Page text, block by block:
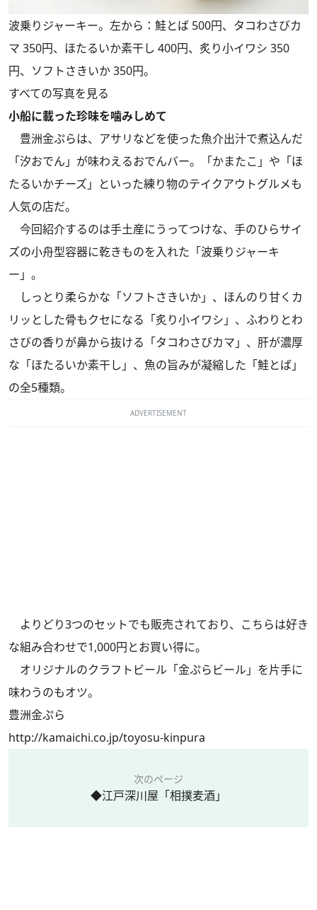
波乗りジャーキー。左から：鮭とば 500円、タコわさびカ
マ 350円、ほたるいか素干し 400円、炙り小イワシ 350
円、ソフトさきいか 350円。
すべての写真を見る
小船に載った珍味を噛みしめて
豊洲金ぷらは、アサリなどを使った魚介出汁で煮込んだ
「汐おでん」が味わえるおでんバー。「かまたこ」や「ほ
たるいかチーズ」といった練り物のテイクアウトグルメも
人気の店だ。
今回紹介するのは手土産にうってつけな、手のひらサイ
ズの小舟型容器に乾きものを入れた「波乗りジャーキ
ー」。
しっとり柔らかな「ソフトさきいか」、ほんのり甘くカ
リッとした骨もクセになる「炙り小イワシ」、ふわりとわ
さびの香りが鼻から抜ける「タコわさびカマ」、肝が濃厚
な「ほたるいか素干し」、魚の旨みが凝縮した「鮭とば」
の全5種類。
ADVERTISEMENT
よりどり3つのセットでも販売されており、こちらは好き
な組み合わせで1,000円とお買い得に。
オリジナルのクラフトビール「金ぷらビール」を片手に
味わうのもオツ。
豊洲金ぷら
http://kamaichi.co.jp/toyosu-kinpura
次のページ
◆江戸深川屋「相撲麦酒」